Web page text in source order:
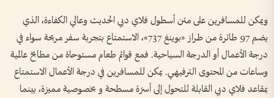
ويمكن للمسافرين على متن أسطول فلاي دبي الحديث وعالي الكفاءة، الذي
يضم 97 طائرة من طراز «بوينغ 737»، الاستمتاع بتجربة سفر مريحة سواء في
درجة الأعمال أو الدرجة السياحية. فمع قوائم طعام مستوحاة من مطابخ عالمية
وساعات من المحتوى الترفيهي. يمكن للمسافرين في درجة الأعمال الاستمتاع
بمقاعد فلاي دبي القابلة للتحول إلى أسرّة مسطحة و بخصوصية مميزة، بينما